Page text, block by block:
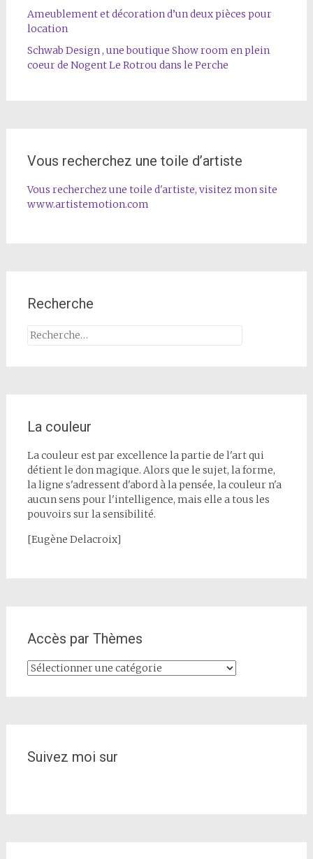
Ameublement et décoration d’un deux pièces pour
location
Schwab Design , une boutique Show room en plein
coeur de Nogent Le Rotrou dans le Perche
Vous recherchez une toile d’artiste
Vous recherchez une toile d'artiste, visitez mon site
www.artistemotion.com
Recherche
Rechercher :
La couleur
La couleur est par excellence la partie de l'art qui
détient le don magique. Alors que le sujet, la forme,
la ligne s'adressent d'abord à la pensée, la couleur n'a
aucun sens pour l'intelligence, mais elle a tous les
pouvoirs sur la sensibilité.
[Eugène Delacroix]
Accès par Thèmes
Accès
Suivez moi sur